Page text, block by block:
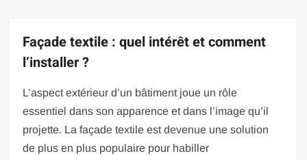
Façade textile : quel intérêt et comment
l’installer ?
L’aspect extérieur d’un bâtiment joue un rôle
essentiel dans son apparence et dans l’image qu’il
projette. La façade textile est devenue une solution
de plus en plus populaire pour habiller